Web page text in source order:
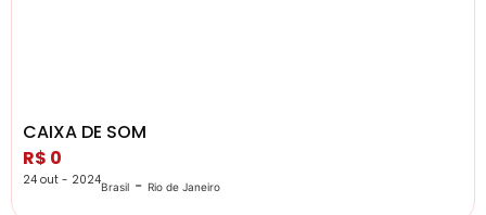
CAIXA DE SOM
R$ 0
24 out - 2024Brasil - Rio de Janeiro